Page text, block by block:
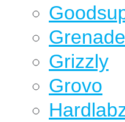
Grenade
Grizzly
Grovo